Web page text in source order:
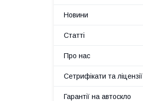
Новини
Статті
Про нас
Сетрифікати та ліцензії
Гарантії на автоскло